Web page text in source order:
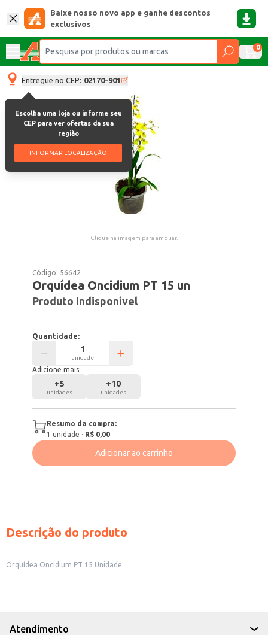
Baixe nosso novo app e ganhe descontos
exclusivos
0
Entregue no CEP: 02170-901
Escolha uma loja ou informe seu
CEP para ver ofertas da sua
região
INFORMAR LOCALIZAÇÃO
Clique na imagem para ampliar.
Código: 56642
Orquídea Oncidium PT 15 un
Produto indisponível
Quantidade:
unidade
Adicione mais:
+5
unidades
+10
unidades
Resumo da compra:
1 unidade · R$ 0,00
Adicionar ao carrinho
Descrição do produto
Orquídea Oncidium PT 15 Unidade
Atendimento